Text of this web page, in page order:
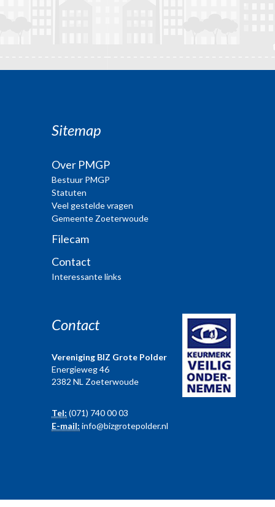
Sitemap
Over PMGP
Bestuur PMGP
Statuten
Veel gestelde vragen
Gemeente Zoeterwoude
Filecam
Contact
Interessante links
Contact
Vereniging BIZ Grote Polder
Energieweg 46
2382 NL Zoeterwoude
Tel: (071) 740 00 03
E-mail: info@bizgrotepolder.nl